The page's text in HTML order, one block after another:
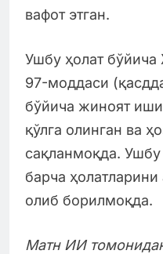
вафот этган.
Ушбу ҳолат
97-моддаси
бўйича жиноят
қўлга олинган ва
сақланмоқда.
барча
олиб борилмоқда.
Матн ИИ